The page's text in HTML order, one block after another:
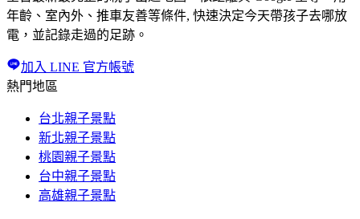
年齡、室內外、推車友善等條件, 快速決定今天帶孩子去哪放
電，並記錄走過的足跡。
加入 LINE 官方帳號
熱門地區
台北親子景點
新北親子景點
桃園親子景點
台中親子景點
高雄親子景點